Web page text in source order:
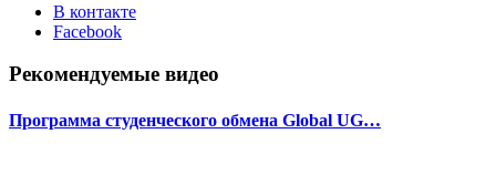
В контакте
Facebook
Рекомендуемые видео
Программа студенческого обмена Global UG…